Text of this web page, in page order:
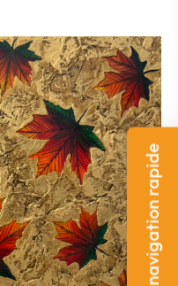
navigation rapide